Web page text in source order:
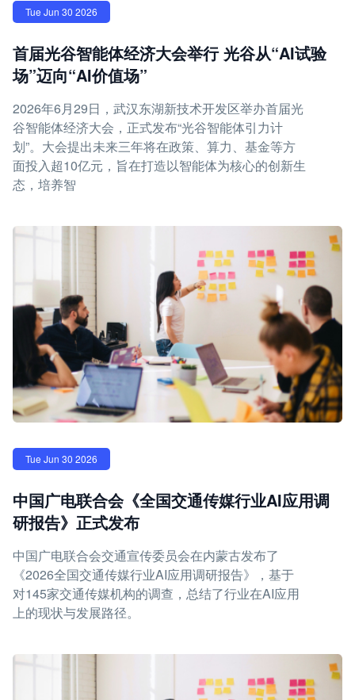
Tue Jun 30 2026
首届光谷智能体经济大会举行 光谷从“AI试验
场”迈向“AI价值场”
2026年6月29日，武汉东湖新技术开发区举办首届光
谷智能体经济大会，正式发布“光谷智能体引力计
划”。大会提出未来三年将在政策、算力、基金等方
面投入超10亿元，旨在打造以智能体为核心的创新生
态，培养智
Tue Jun 30 2026
中国广电联合会《全国交通传媒行业AI应用调
研报告》正式发布
中国广电联合会交通宣传委员会在内蒙古发布了
《2026全国交通传媒行业AI应用调研报告》，基于
对145家交通传媒机构的调查，总结了行业在AI应用
上的现状与发展路径。